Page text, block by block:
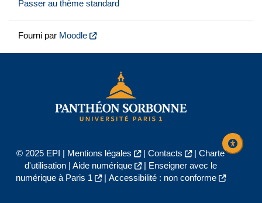
Passer au thème standard
Fourni par Moodle
© 2025 EPI | Mentions légales | Contacts | Charte
d'utilisation| Aide numérique |
Enseigner avec le
numérique à Paris 1
| Accessibilité : non conforme